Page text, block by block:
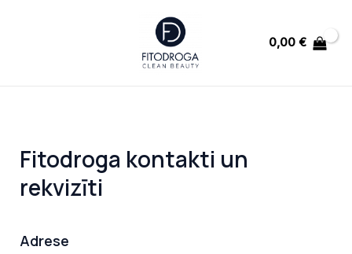
0,00€
Fitodroga kontakti un
rekvizīti
Adrese